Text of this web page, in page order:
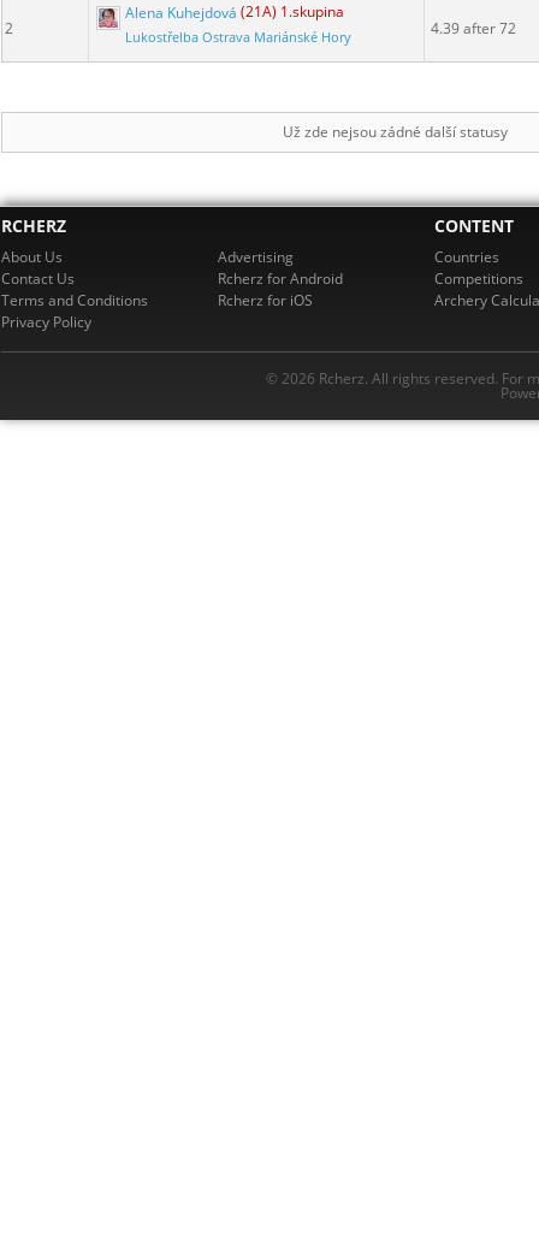
2
Alena Kuhejdová (21A) 1.skupina
Lukostřelba Ostrava Mariánské Hory 4.39 after 72
Už zde nejsou zádné další statusy
RCHERZ
About Us
Contact Us
Terms and Conditions
Privacy Policy
Advertising
Rcherz for Android
Rcherz for iOS
CONTENT
Countries
Competitions
Archery
© 2026 Rcherz. All rights reserved. For